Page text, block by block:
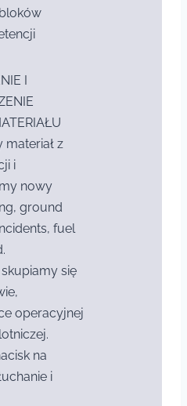
I
materiał z
i
nowy
ground
fuel
się
operacyjnej
na
i